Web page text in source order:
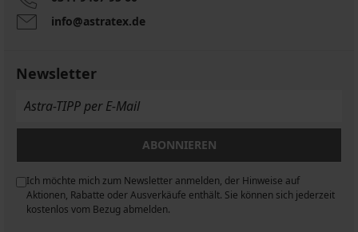
info@astratex.de
Newsletter
ABONNIEREN
Ich möchte mich zum Newsletter anmelden, der Hinweise auf
Aktionen, Rabatte oder Ausverkäufe enthält. Sie können sich jederzeit
kostenlos vom Bezug abmelden.